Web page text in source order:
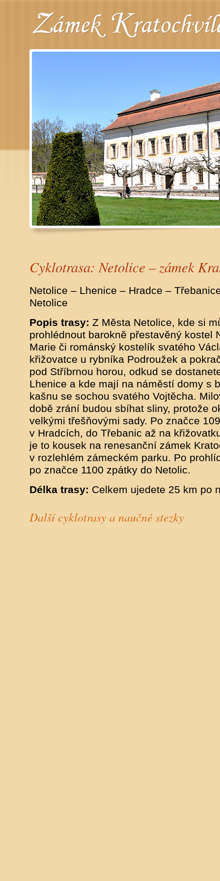
Cyklotrasa: Netolice – zámek
Netolice – Lhenice – Hradce –
Netolice
Popis trasy: Z Města Netolice, kde si
prohlédnout barokně přestavěný kostel
Marie či románský kostelík svatého
křižovatce u rybníka Podroužek a
pod Stříbrnou horou, odkud se
Lhenice a kde mají na náměstí domy s
kašnu se sochou svatého Vojtěcha.
době zrání budou sbíhat sliny, protože
velkými třešňovými sady. Po značce
v Hradcích, do Třebanic až na
je to kousek na renesanční zámek
v rozlehlém zámeckém parku. Po
po značce 1100 zpátky do Netolic.
Délka trasy: Celkem ujedete 25 km po
Dalšícyklotrasy a naučné stezky